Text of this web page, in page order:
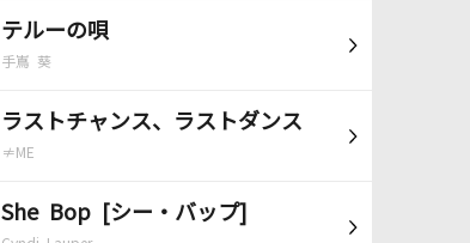
テルーの唄
手嶌 葵
ラストチャンス、ラストダンス
≠ME
She Bop [シー・バップ]